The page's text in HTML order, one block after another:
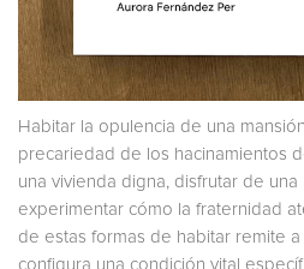
Habitar la opulencia de una
precariedad de los hacinamientos
una vivienda digna, disfrutar de
experimentar cómo la fraternidad
de estas formas de habitar remite
configura una condición vital